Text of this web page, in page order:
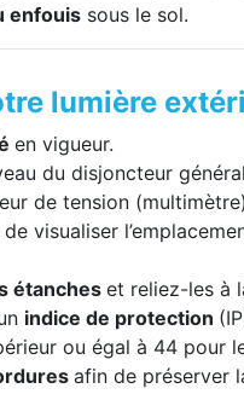
enfouis sous le sol.
lumière
en vigueur.
du disjoncteur
de tension
de visualiser
étanches et reliez-les à
indice de protection
ou égal à 44 pour
afin de préserver